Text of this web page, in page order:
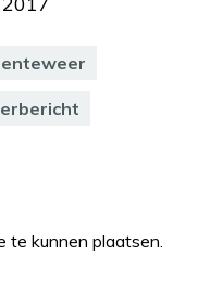
te kunnen plaatsen.